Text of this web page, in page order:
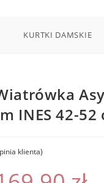
KURTKI DAMSKIE
INES 42-52
klienta)